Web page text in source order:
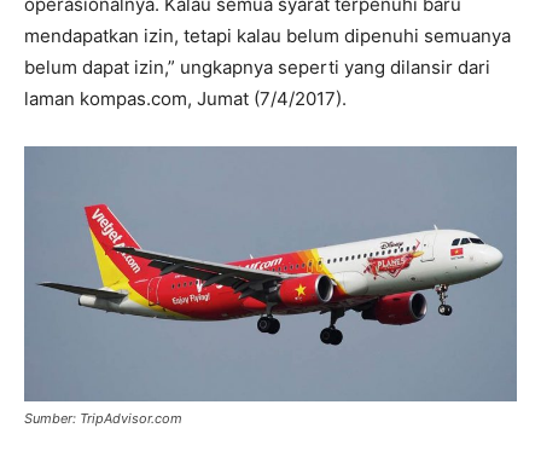
mendapatkan izin, tetapi kalau belum dipenuhi semuanya
belum dapat izin,” ungkapnya seperti yang dilansir dari
laman kompas.com, Jumat (7/4/2017).
Sumber: TripAdvisor.com